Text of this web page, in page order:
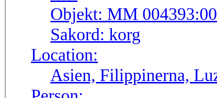
Objekt: MM
Sakord: korg
Location:
Asien, Filippinerna,